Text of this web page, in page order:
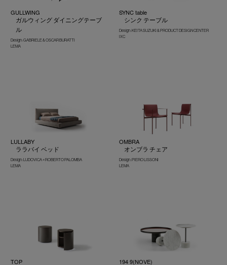
GULLWING
ガルウィング ダイニングテーブ
ル
Design : GABRIELE & OSCAR BURATTI
LEMA
SYNC table
シンク テーブル
Design : KEITA SUZUKI & PRODUCT DESIGN CENTER
IXC
LULLABY
ララバイ ベッド
Design : LUDOVICA + ROBERTO PALOMBA
LEMA
OMBRA
オンブラ チェア
Design : PIERO LISSONI
LEMA
TOP 194 9(NOVE)